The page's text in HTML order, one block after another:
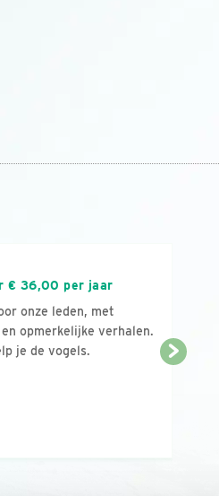
€ 36,00 per jaar
onze leden, met
opmerkelijke verhalen.
je de vogels.